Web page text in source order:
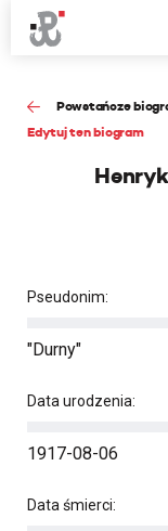
Powstańcze
Edytuj ten biogram
Pseudonim:
"Durny"
Data urodzenia:
1917-08-06
Data śmierci: